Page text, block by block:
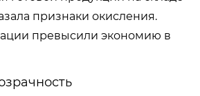
признаки окисления.
превысили экономию в